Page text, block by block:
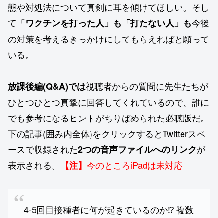
態や対処法について真剣に耳を傾けてほしい。そし
て「ワクチンを打った人」も「打たない人」も今後
の対策を考えるきっかけにしてもらえればと願って
いる。
放課後編(Q&A)では視聴者からの質問に先生たちが
ひとつひとつ真摯に回答してくれているので、誰に
でも参考になるヒントがちりばめられた必聴版だ。
下の記事(囲み内全体)をクリックするとTwitterスペ
ースで収録された2つの音声ファイルへのリンクが
表示される。
【注】 今のところiPadは未対応
4-5回目接種者に何が起きているのか⁉︎ 複数